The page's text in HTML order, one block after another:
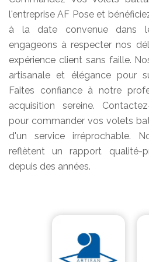
l'entreprise AF Pose et
à la date convenue dans
engageons à respecter nos
expérience client sans faille.
artisanale et élégance pour
Faites confiance à notre
acquisition sereine.
pour commander vos volets
d'un service irréprochable.
reflètent un rapport qualité-
depuis des années.